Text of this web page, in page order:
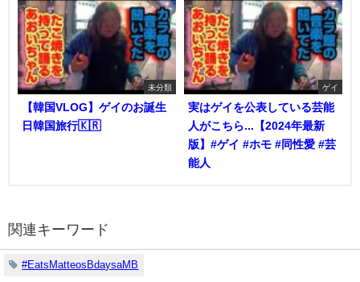
未分類
【韓国VLOG】ゲイのお誕生
日韓国旅行🇰🇷
ゲイ
実はゲイを公表している芸能
人がこちら...【2024年最新
版】#ゲイ #ホモ #同性愛 #芸
能人
関連キーワード
#EatsMatteosBdaysaMB